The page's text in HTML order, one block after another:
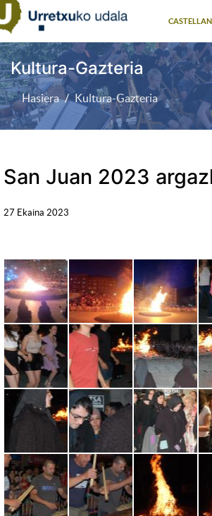
Kultura-Gazteria
Hasiera Kultura-Gazteria
San Juan 2023
27 Ekaina 2023